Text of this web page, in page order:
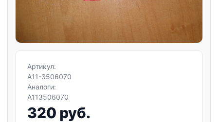
Артикул:
A11-3506070
Аналоги:
A113506070
320 руб.